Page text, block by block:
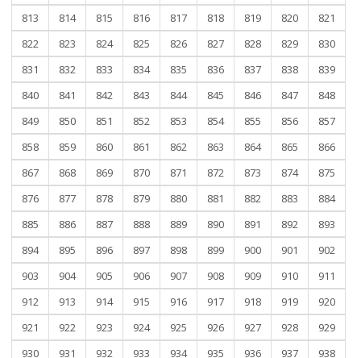
813
814 815 816 817 818 819 820
821
822
823 824 825 826 827 828 829
830
831
832 833 834 835 836 837 838
839
840
841 842 843 844 845 846 847
848
849
850 851 852 853 854 855 856
857
858
859 860 861 862 863 864 865
866
867
868 869 870 871 872 873 874
875
876
877 878 879 880 881 882 883
884
885
886 887 888 889 890 891 892
893
894
895 896 897 898 899 900 901
902
903
904 905 906 907 908 909 910
911
912
913 914 915 916 917 918 919
920
921
922 923 924 925 926 927 928
929
930
931 932 933 934 935 936 937 938